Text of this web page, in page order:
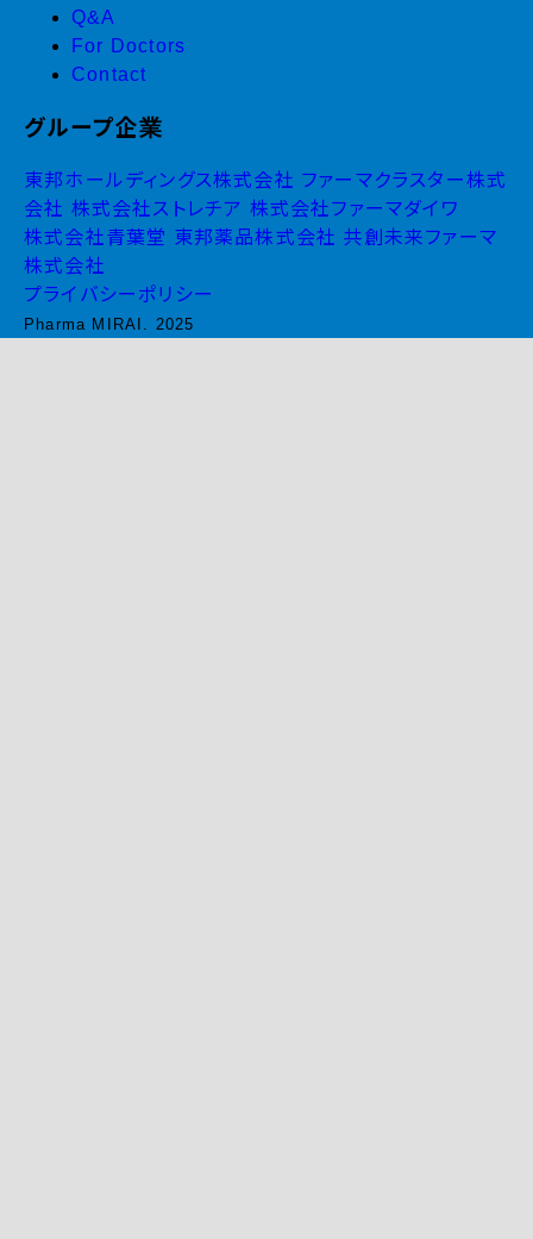
Q&A
For Doctors
Contact
グループ企業
東邦ホールディングス株式会社 ファーマクラスター株式
会社 株式会社ストレチア 株式会社ファーマダイワ
株式会社青葉堂 東邦薬品株式会社 共創未来ファーマ
株式会社
プライバシーポリシー
Pharma MIRAI. 2025